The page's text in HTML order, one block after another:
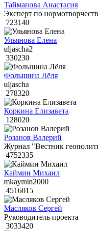
Тайманова Анастасия
Эксперт по
723140
Ульянова Елена
uljascha2
330230
Фольшина Лёля
uljascha
278320
Коркина Елизавета
128020
Розанов Валерий
Журнал "Вестник
4752335
Каймин Михаил
mkaymin2000
4516015
Масляков Сергей
Руководитель проекта
3033420